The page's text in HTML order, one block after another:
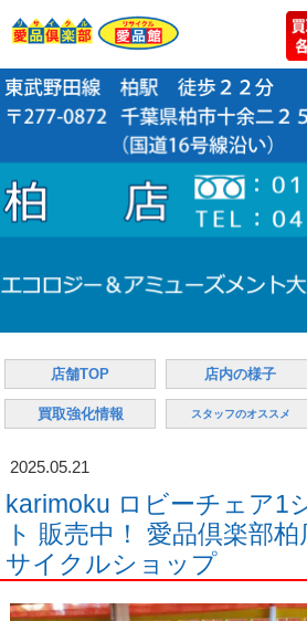
店舗TOP 店内の様子
買取強化情報 スタッフのオススメ
2025.05.21
karimoku ロビーチェア1
ト 販売中！ 愛品倶楽部
サイクルショップ